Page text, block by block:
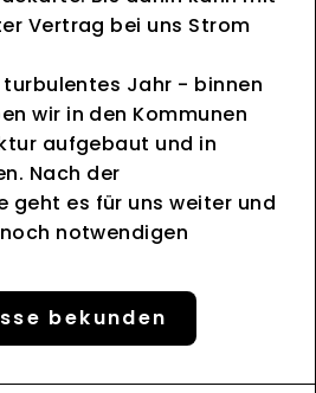
Vertrag bei uns Strom
turbulentes Jahr - binnen
wir in den Kommunen
aufgebaut und in
Nach der
geht es für uns weiter und
notwendigen
bekunden